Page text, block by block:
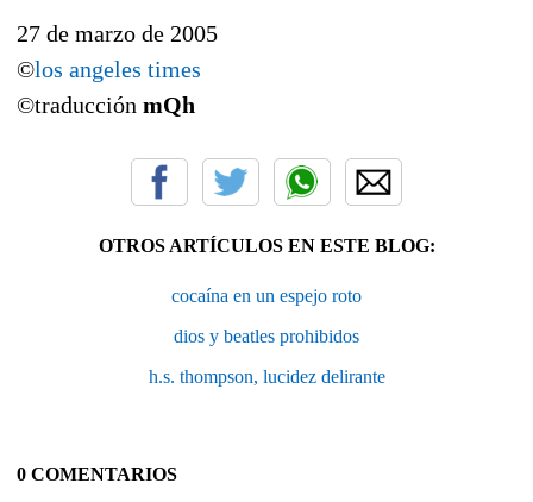
27 de marzo de 2005
©los angeles times
©traducción mQh
OTROS ARTÍCULOS EN ESTE BLOG:
cocaína en un espejo roto
dios y beatles prohibidos
h.s. thompson, lucidez delirante
0 COMENTARIOS